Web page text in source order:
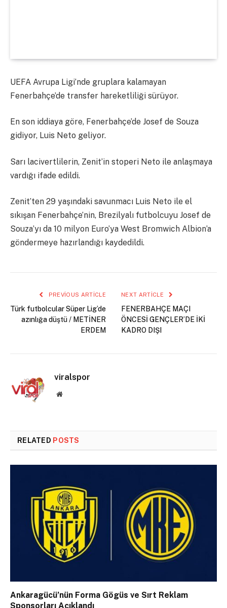
UEFA Avrupa Ligi’nde gruplara kalamayan
Fenerbahçe’de transfer hareketliliği sürüyor.
En son iddiaya göre, Fenerbahçe’de Josef de Souza
gidiyor, Luis Neto geliyor.
Sarı lacivertlilerin, Zenit’in stoperi Neto ile anlaşmaya
vardığı ifade edildi.
Zenit’ten 29 yaşındaki savunmacı Luis Neto ile el
sıkışan Fenerbahçe’nin, Brezilyalı futbolcuyu Josef de
Souza’yı da 10 milyon Euro’ya West Bromwich Albion’a
göndermeye hazırlandığı kaydedildi.
PREVIOUS ARTICLE
Türk futbolcular Süper Lig’de
azınlığa düştü / METİNER
ERDEM
NEXT ARTICLE
FENERBAHÇE MAÇI
ÖNCESİ GENÇLER’DE İKİ
KADRO DIŞI
viralspor
Website
RELATED POSTS
Ankaragücü’nün Forma Gögüs ve Sırt Reklam
Sponsorları Açıklandı